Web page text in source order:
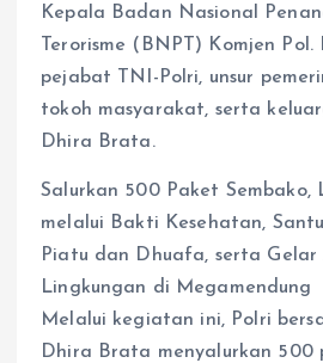
Kepala Badan Nasional
Terorisme (BNPT) Komjen
pejabat TNI-Polri, unsur
tokoh masyarakat, serta
Dhira Brata.
Salurkan 500 Paket Sembako,
melalui Bakti Kesehatan,
Piatu dan Dhuafa, serta Gelar
Lingkungan di Megamendung
Melalui kegiatan ini, Polri
Dhira Brata menyalurkan 500